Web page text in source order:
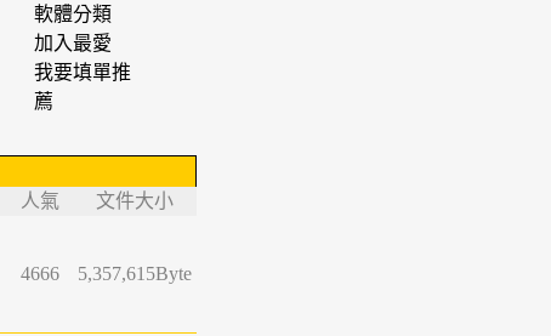
軟體分類
加入最愛
我要填單推
薦
人氣
文件大小
4666 5,357,615Byte